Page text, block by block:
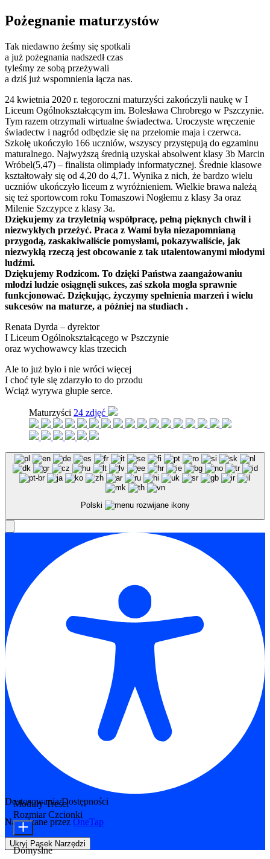
Pożegnanie maturzystów
Tak niedawno żeśmy się spotkali
a już pożegnania nadszedł czas
tyleśmy ze sobą przeżywali
a dziś już wspomnienia łącza nas.
24 kwietnia 2020 r. tegoroczni maturzyści zakończyli naukę w I
Liceum Ogólnokształcącym im. Bolesława Chrobrego w Pszczynie.
Tym razem otrzymali wirtualne świadectwa. Uroczyste wręczenie
świadectw i nagród odbędzie się na przełomie maja i czerwca.
Szkołę ukończyło 166 uczniów, wszyscy przystępują do egzaminu
maturalnego. Najwyższą średnią uzyskał absolwent klasy 3b Marcin
Wróbel(5,47) – finalista olimpiady informatycznej. Średnie klasowe
kształtowały się od 4,20 do 4,71. Wynika z nich, że bardzo wielu
uczniów ukończyło liceum z wyróżnieniem. Wielkie brawa należą
się też sportowcom roku Tomaszowi Nogłemu z klasy 3a oraz
Milenie Szczypce z klasy 3a.
Dziękujemy za trzyletnią współpracę, pełną pięknych chwil i
niezwykłych przeżyć. Praca z Wami była niezapomnianą
przygodą, zaskakiwaliście pomysłami, pokazywaliście, jak
niezwykłą rzeczą jest obcowanie z tak utalentowanymi młodymi
ludźmi.
Dziękujemy Rodzicom. To dzięki Państwa zaangażowaniu
młodzi ludzie osiągnęli sukces, zaś szkoła mogła sprawnie
funkcjonować. Dziękując, życzymy spełnienia marzeń i wielu
sukcesów na maturze, a później na studiach .
Renata Dyrda – dyrektor
I Liceum Ogólnokształcącego w Pszczynie
oraz wychowawcy klas trzecich
Ale to już było i nie wróci więcej
I choć tyle się zdarzyło to do przodu
Wciąż wyrywa głupie serce.
Maturzyści 24 zdjęć
Polski
Dostosowania Dostępności
Napędzane przez OneTap
Ukryj Pasek Narzędzi
Moduły Treści
Rozmiar Czcionki
Domyślne